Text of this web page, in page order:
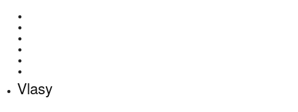
Vlasy